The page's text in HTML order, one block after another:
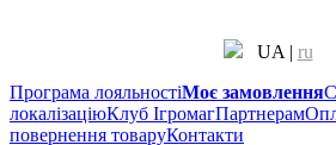
UA | ru
Програма лояльностіМоє замовлення
локалізаціюКлуб ІгромагПартнерам
повернення товаруКонтакти